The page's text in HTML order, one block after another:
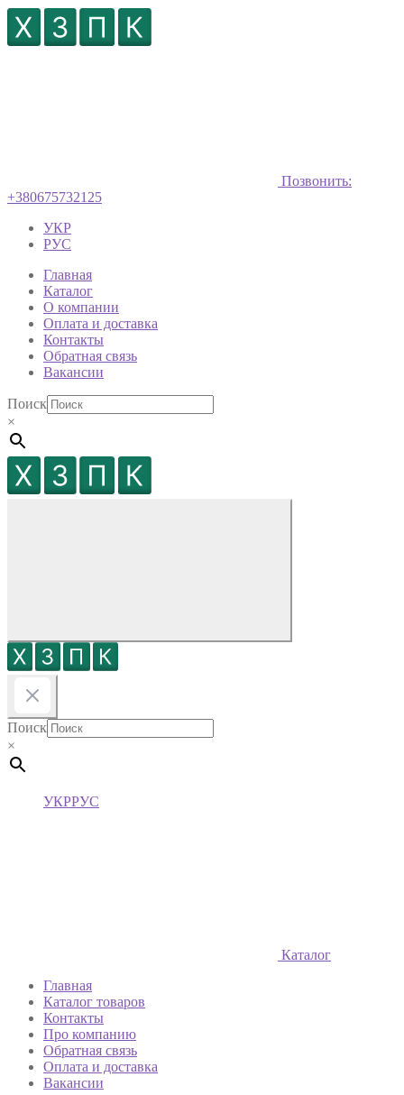
Позвонить:
+380675732125
УКР
РУС
Главная
Каталог
О компании
Оплата и доставка
Контакты
Обратная связь
Вакансии
Поиск
×
Поиск
×
УКРРУС
Каталог
Главная
Каталог товаров
Контакты
Про компанию
Обратная связь
Оплата и доставка
Вакансии